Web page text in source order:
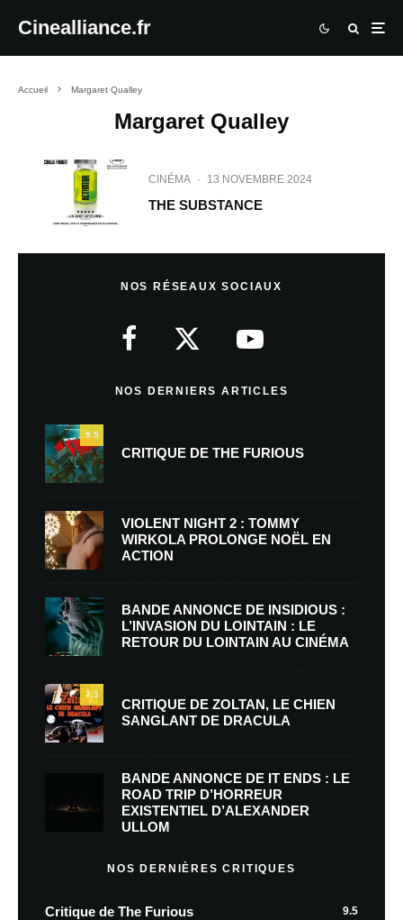
Cinealliance.fr
Accueil Margaret Qualley
Margaret Qualley
CINÉMA · 13 NOVEMBRE 2024
THE SUBSTANCE
NOS RÉSEAUX SOCIAUX
NOS DERNIERS ARTICLES
9.5
CRITIQUE DE THE FURIOUS
VIOLENT NIGHT 2 : TOMMY
WIRKOLA PROLONGE NOËL EN
ACTION
BANDE ANNONCE DE INSIDIOUS :
L’INVASION DU LOINTAIN : LE
RETOUR DU LOINTAIN AU CINÉMA
7.5
CRITIQUE DE ZOLTAN, LE CHIEN
SANGLANT DE DRACULA
BANDE ANNONCE DE IT ENDS : LE
ROAD TRIP D’HORREUR
EXISTENTIEL D’ALEXANDER
ULLOM
NOS DERNIÈRES CRITIQUES
Critique de The Furious 9.5